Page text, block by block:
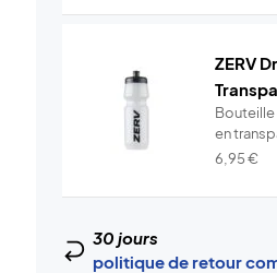
ZERV
Bouteille
en
Info
6,95€
30 jours
politique de retour